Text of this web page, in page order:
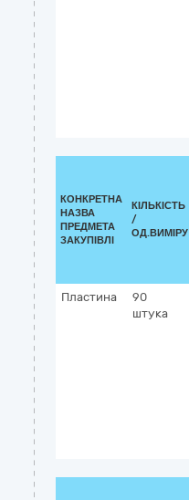
КОНКРЕТНА
НАЗВА
ПРЕДМЕТА
ЗАКУПІВЛІ
КІЛЬКІСТЬ
/
ОД.ВИМІРУ
Пластина
90
штука